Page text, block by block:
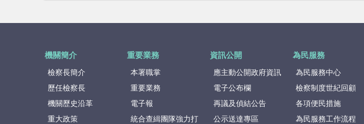
機關簡介
檢察長簡介
歷任檢察長
機關歷史沿革
重大政策
重要業務
本署職掌
重要業務
電子報
統合查緝團隊強力打
資訊公開
應主動公開政府資訊
電子公布欄
再議及偵結公告
公示送達專區
為民服務
為民服務中心
檢察制度世紀回顧
各項便民措施
為民服務工作流程